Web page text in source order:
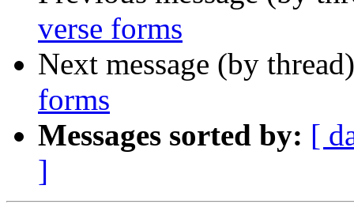
verse forms
Next message (by
forms
Messages sorted by: [
]